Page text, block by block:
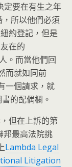
定要在有生之年
所以他們必須
約登記，但是
在的
。而當他們回
而就如同前
一個請求，就
的配偶欄。
但在上訴的第
邦最高法院挑
Lambda Legal
Litigation